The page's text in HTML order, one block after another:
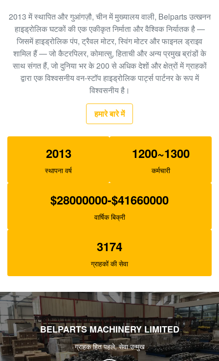
K3V63DT हाइड्रोलिक पंप नियामक, E312 खुदाई हाइड्रोलिक
पंप पार्ट्स SA8230-09140
खुदाई R360 K3V180DT हाइड्रोलिक पंप पार्ट्स XJBN-00590
पंप नियामक Pump
E320C खुदाई के लिए SBS120 हाइड्रोलिक पंप परख 1262016
2013 में स्थापित और गुआंगज़ौ, चीन में मुख्यालय वाली, Belparts उत्खनन
हाइड्रोलिक घटकों की एक एकीकृत निर्माता और वैश्विक निर्यातक है —
जिसमें हाइड्रोलिक पंप, ट्रैवल मोटर, स्विंग मोटर और फाइनल ड्राइव
शामिल हैं — जो कैटरपिलर, कोमात्सु, हिताची और अन्य प्रमुख ब्रांडों के
साथ संगत हैं, जो दुनिया भर के 200 से अधिक देशों और क्षेत्रों में ग्राहकों
द्वारा एक विश्वसनीय वन-स्टॉप हाइड्रोलिक पार्ट्स पार्टनर के रूप में
विश्वसनीय है।
हमारे बारे में
2013
स्थापना वर्ष
1200~1300
कर्मचारी
$28000000-$41660000
वार्षिक बिक्री
3174
ग्राहकों की सेवा
BELPARTS MACHINERY LIMITED
ग्राहक हित पहले, सेवा उन्मुख